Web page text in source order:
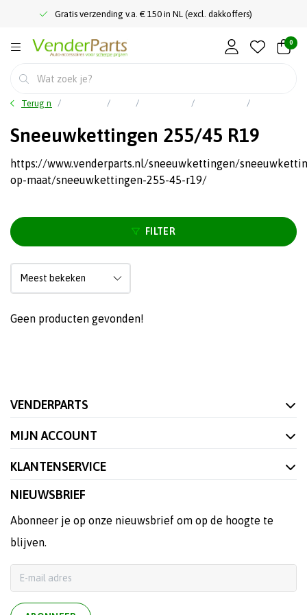
Gratis verzending v.a. € 150 in NL (excl. dakkoffers)
0
Terug naar home
Sneeuwkettingen 255/45 R19
https://www.venderparts.nl/sneeuwkettingen/
op-maat/sneeuwkettingen-255-45-r19/
FILTER
Geen producten gevonden!
VENDERPARTS
MIJN ACCOUNT
KLANTENSERVICE
NIEUWSBRIEF
Abonneer je op onze nieuwsbrief om op de hoogte te
blijven.